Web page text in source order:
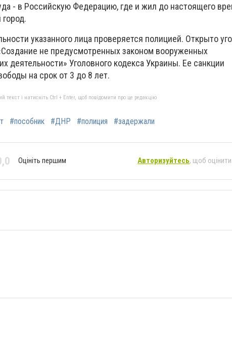
- в Российскую Федерацию, где и жил до настоящего
указанного лица проверяется полицией. Открыто
не предусмотренных законом вооруженных
деятельности» Уголовного кодекса Украины. Ее санкции
на срок от 3 до 8 лет.
текст і натисніть Ctrl + Enter, щоб повідомити про це редакцію
#пособник #ДНР #полиция #задержали
Оцініть першим Авторизуйтесь, щоб оцінити